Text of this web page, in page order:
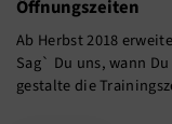
Öffnungszeiten
Ab Herbst 2018
Sag` Du uns, wann
gestalte die